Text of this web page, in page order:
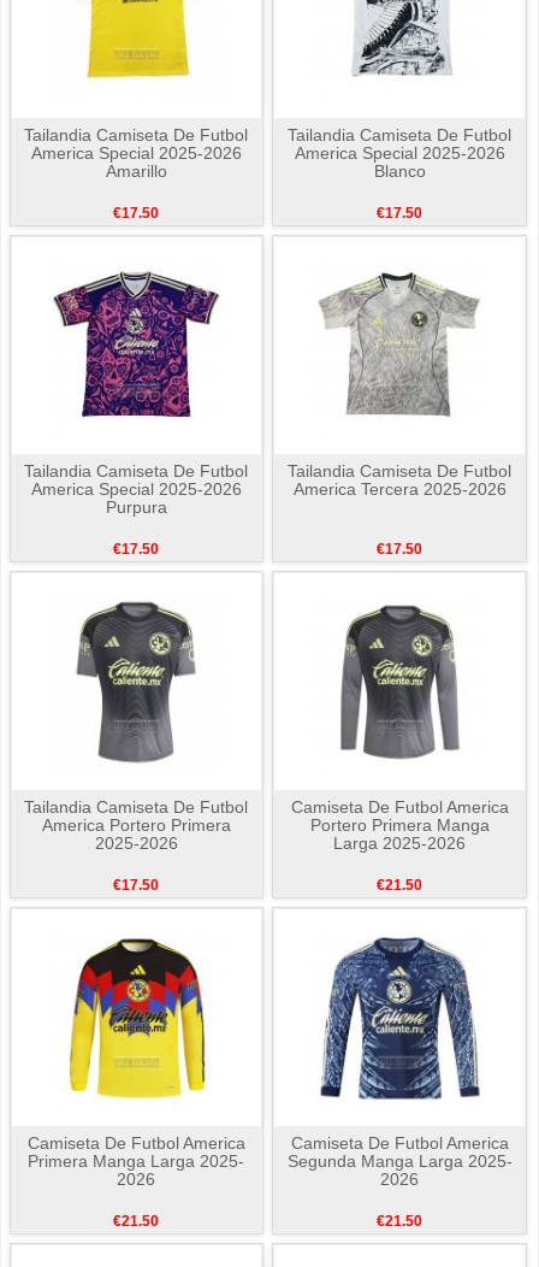
Tailandia Camiseta De Futbol
America Special 2025-2026
Amarillo
€17.50
Tailandia Camiseta De Futbol
America Special 2025-2026
Blanco
€17.50
Tailandia Camiseta De Futbol
America Special 2025-2026
Purpura
€17.50
Tailandia Camiseta De Futbol
America Tercera 2025-2026
€17.50
Tailandia Camiseta De Futbol
America Portero Primera
2025-2026
€17.50
Camiseta De Futbol America
Portero Primera Manga
Larga 2025-2026
€21.50
Camiseta De Futbol America
Primera Manga Larga 2025-
2026
€21.50
Camiseta De Futbol America
Segunda Manga Larga 2025-
2026
€21.50